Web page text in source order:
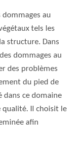
au
tels les
structure. Dans
dommages au
des problèmes
du pied de
dans ce domaine
qualité. Il choisit le
afin